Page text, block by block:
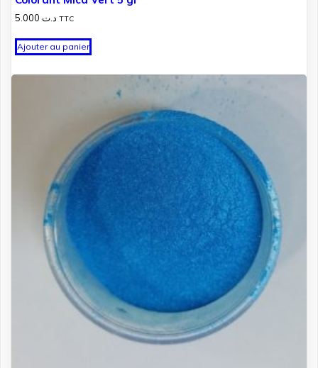
د.ت TTC
Ajouter au panier